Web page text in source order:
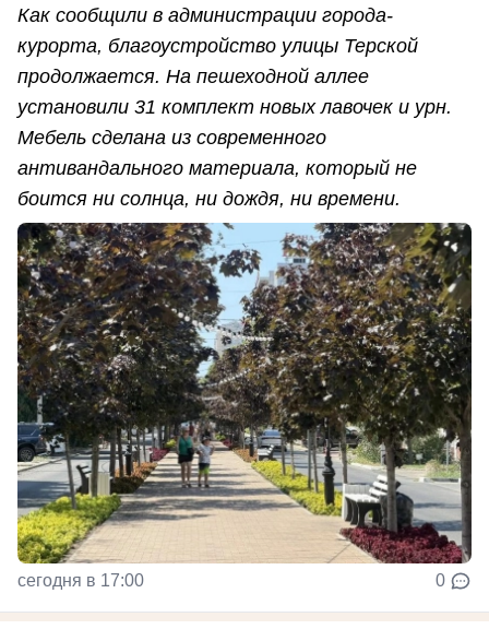
Как сообщили в администрации города-
курорта, благоустройство улицы Терской
продолжается. На пешеходной аллее
установили 31 комплект новых лавочек и урн.
Мебель сделана из современного
антивандального материала, который не
боится ни солнца, ни дождя, ни времени.
сегодня в 17:00 0